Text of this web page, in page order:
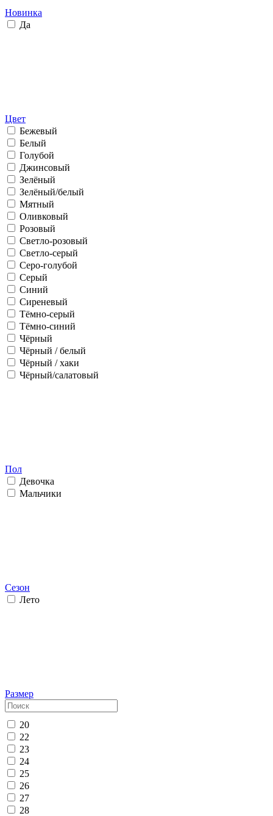
Новинка
Да
Цвет
Бежевый
Белый
Голубой
Джинсовый
Зелёный
Зелёный/белый
Мятный
Оливковый
Розовый
Светло-розовый
Светло-серый
Серо-голубой
Серый
Синий
Сиреневый
Тёмно-серый
Тёмно-синий
Чёрный
Чёрный / белый
Чёрный / хаки
Чёрный/салатовый
Пол
Девочка
Мальчики
Сезон
Лето
Размер
20
22
23
24
25
26
27
28